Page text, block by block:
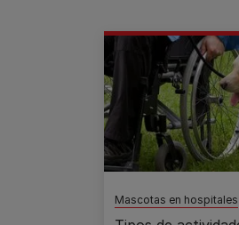
Mascotas en hospitales